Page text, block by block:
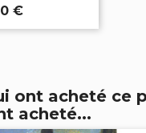
€
ont acheté ce
acheté...